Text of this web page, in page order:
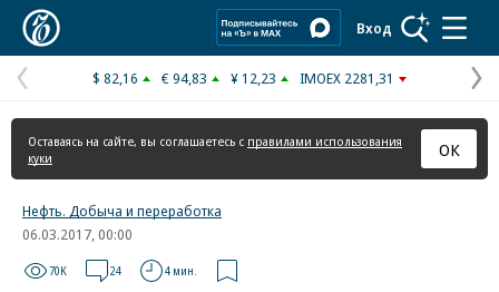
Вход
Предыдущая
страница
$ 82,16 € 94,83 ¥ 12,23 IMOEX 2281,31
Оставаясь на сайте, вы соглашаетесь с правилами использования
куки
ОК
Нефть. Добыча и переработка
06.03.2017, 00:00
70K 24 4 мин.